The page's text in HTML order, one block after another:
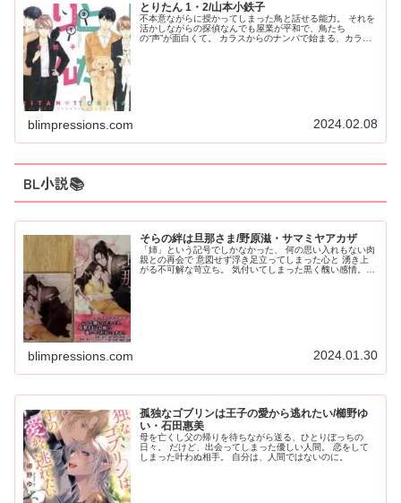
とりたん 1・2/山本小鉄子
不本意ながらに授かってしまった鳥と話せる能力。 それを
活かしながらの探偵なんでも屋業が平和で、鳥たち
の“声”が面白くて。 カラスからのナンパで始まる、カラス
blimpressions.com 2024.02.08
BL小説📚
そらの絆は旦那さま/野原滋・サマミヤアカザ
「姉」という記号でしかなかった、 何の思い入れもない肉
親との再会で 意図せず浮き足立ってしまった心と 湧き上
がる不可解な苛立ち。 気付いてしまった黒く醜い感情。
blimpressions.com 2024.01.30
孤独なゴブリンは王子の愛から逃れたい/櫛野ゆ
い・石田惠美
母を亡くし父の帰りを待ちながら送る、ひとりぼっちの
日々。 だけど、出会ってしまった優しい人間。 恋をして
しまった叶わぬ相手。 自分は、人間ではないのに。